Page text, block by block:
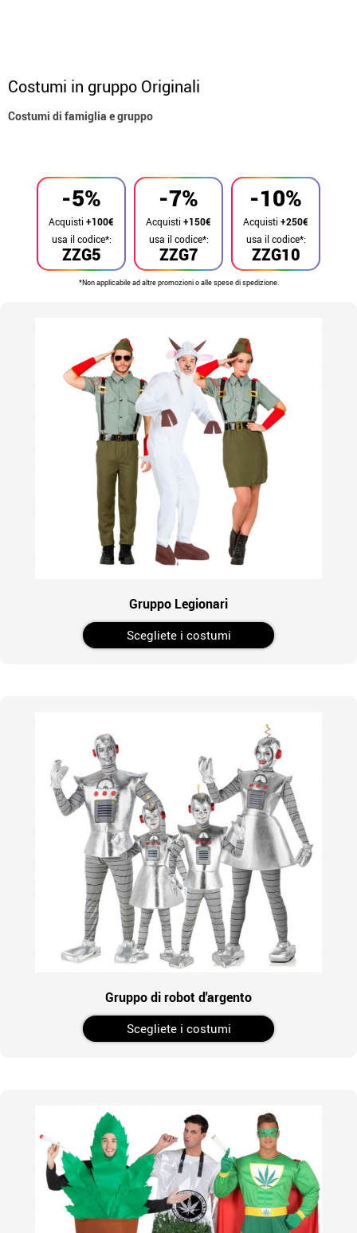
Costumi in gruppo Originali
Costumi di famiglia e gruppo
-5%
Acquisti+100€
ZZG5
usa il codice*:
-7%
Acquisti+150€
ZZG7
usa il codice*:
-10%
Acquisti+250€
ZZG10
usa il codice*:
*Non applicabile ad altre promozioni o alle spese di spedizione.
Gruppo Legionari
Scegliete i costumi
Gruppo di robot d'argento
Scegliete i costumi